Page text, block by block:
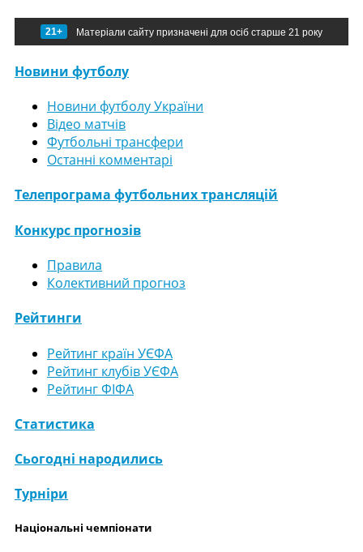
21+ Матеріали сайту призначені для осіб старше 21 року
Новини футболу
Новини футболу України
Відео матчів
Футбольні трансфери
Останні комментарі
Телепрограма футбольних трансляцій
Конкурс прогнозів
Правила
Колективний прогноз
Рейтинги
Рейтинг країн УЄФА
Рейтинг клубів УЄФА
Рейтинг ФІФА
Статистика
Сьогодні народились
Турніри
Національні чемпіонати